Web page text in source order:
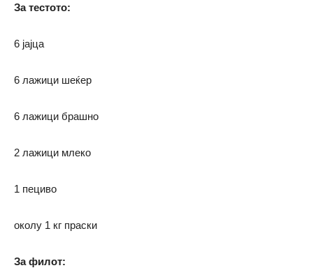
За тестото:
6 јајца
6 лажици шеќер
6 лажици брашно
2 лажици млеко
1 пециво
околу 1 кг праски
За филот: